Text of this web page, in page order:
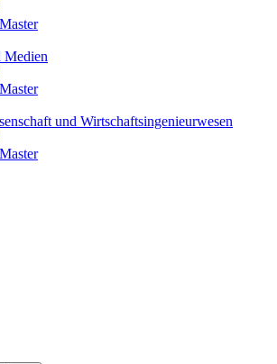
Medien
und Wirtschaftsingenieurwesen